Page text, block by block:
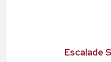
Escalade